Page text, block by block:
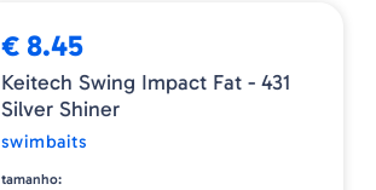
€ 8.45
Keitech Swing Impact Fat - 431
Silver Shiner
swimbaits
tamanho: